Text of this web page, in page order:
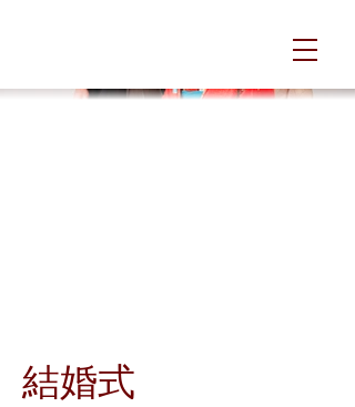
結婚式